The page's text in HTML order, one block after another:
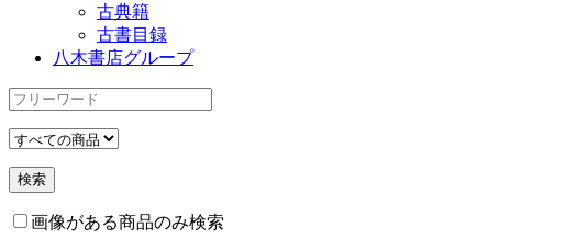
古典籍
古書目録
八木書店グループ
画像がある商品のみ検索